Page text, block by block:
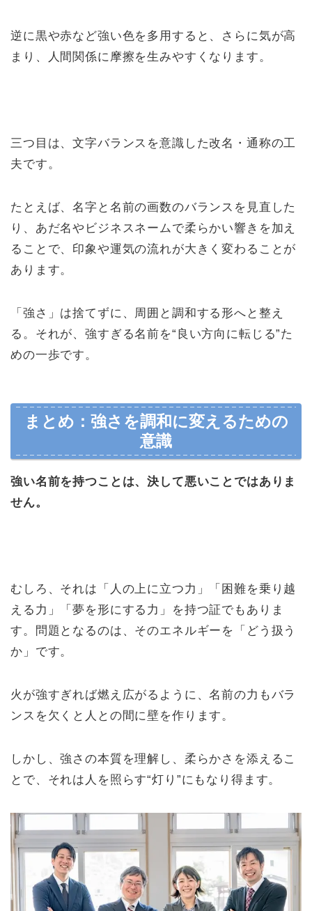
逆に黒や赤など強い色を多用すると、さらに気が高
まり、人間関係に摩擦を生みやすくなります。
三つ目は、文字バランスを意識した改名・通称の工
夫です。
たとえば、名字と名前の画数のバランスを見直した
り、あだ名やビジネスネームで柔らかい響きを加え
ることで、印象や運気の流れが大きく変わることが
あります。
「強さ」は捨てずに、周囲と調和する形へと整え
る。それが、強すぎる名前を“良い方向に転じる”た
めの一歩です。
まとめ：強さを調和に変えるための
意識
強い名前を持つことは、決して悪いことではありま
せん。
むしろ、それは「人の上に立つ力」「困難を乗り越
える力」「夢を形にする力」を持つ証でもありま
す。問題となるのは、そのエネルギーを「どう扱う
か」です。
火が強すぎれば燃え広がるように、名前の力もバラ
ンスを欠くと人との間に壁を作ります。
しかし、強さの本質を理解し、柔らかさを添えるこ
とで、それは人を照らす“灯り”にもなり得ます。